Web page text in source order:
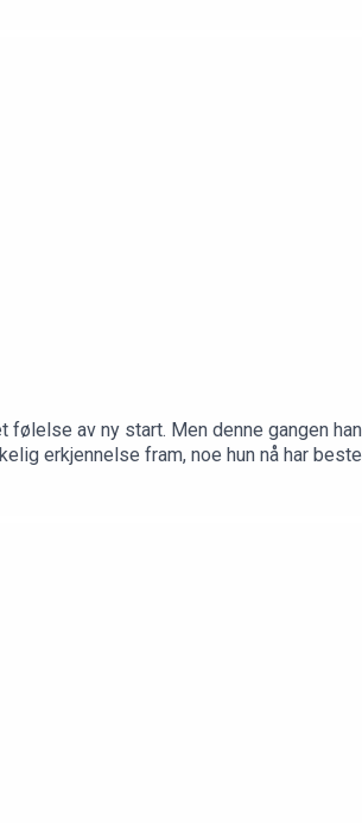
av ny start. Men denne gangen
erkjennelse fram, noe hun nå har